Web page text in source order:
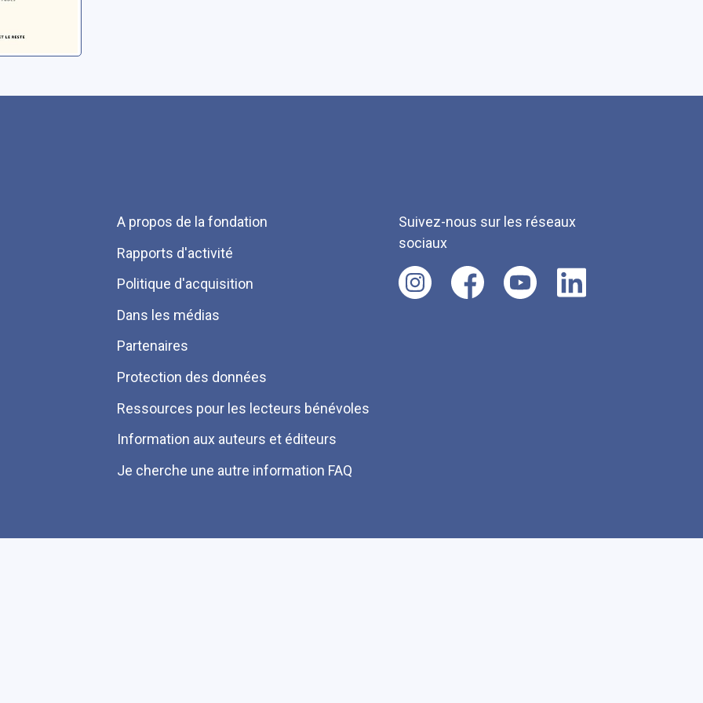
Menu
Pied
de
page
A propos de la fondation
Rapports d'activité
Politique d'acquisition
Dans les médias
Partenaires
Protection des données
Ressources pour les lecteurs bénévoles
Information aux auteurs et éditeurs
Je cherche une autre information FAQ
Suivez-nous sur les réseaux
sociaux